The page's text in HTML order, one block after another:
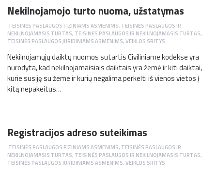
Nekilnojamojo turto nuoma, užstatymas
TEISINĖS PASLAUGOS FIZINIAMS ASMENIMS, TEISINĖS PASLAUGOS IR
NEKILNOJAMASIS TURTAS, TEISINĖS PASLAUGOS IR NEKILNOJAMASIS TURTAS,
TEISINĖS PASLAUGOS JURIDINIAMS ASMENIMS,VEIKLOS SRITYS
Nekilnojamųjų daiktų nuomos sutartis Civiliniame kodekse yra
nurodyta, kad nekilnojamaisiais daiktais yra žemė ir kiti daiktai,
kurie susiję su žeme ir kurių negalima perkelti iš vienos vietos į
kitą nepakeitus…
Registracijos adreso suteikimas
TEISINĖS PASLAUGOS FIZINIAMS ASMENIMS, TEISINĖS PASLAUGOS IR
NEKILNOJAMASIS TURTAS, TEISINĖS PASLAUGOS IR NEKILNOJAMASIS TURTAS,
TEISINĖS PASLAUGOS JURIDINIAMS ASMENIMS,VEIKLOS SRITYS